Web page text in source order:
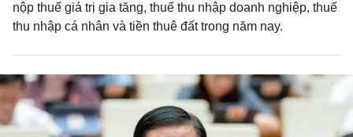
nộp thuế giá trị gia tăng, thuế thu nhập doanh nghiệp, thuế
thu nhập cá nhân và tiền thuê đất trong năm nay.